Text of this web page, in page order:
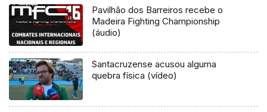
Pavilhão dos Barreiros recebe o
Madeira Fighting Championship
(áudio)
Santacruzense acusou alguma
quebra física (vídeo)